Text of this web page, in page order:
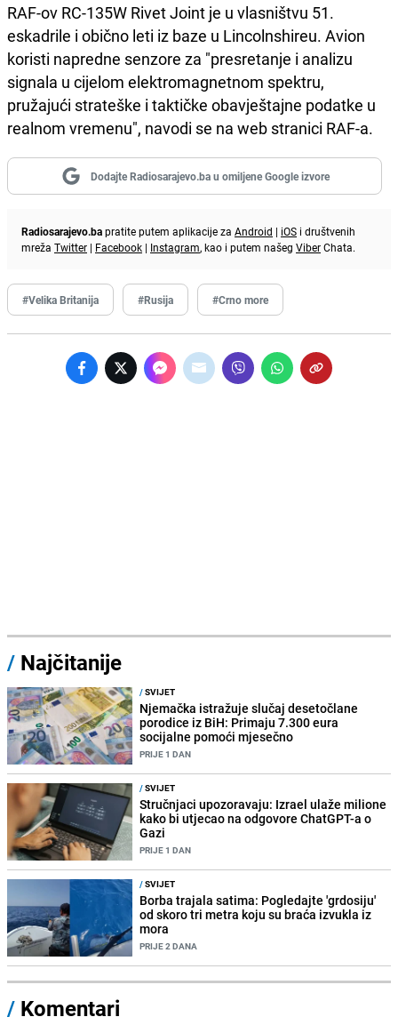
RAF-ov RC-135W Rivet Joint je u vlasništvu 51.
eskadrile i obično leti iz baze u Lincolnshireu. Avion
koristi napredne senzore za "presretanje i analizu
signala u cijelom elektromagnetnom spektru,
pružajući strateške i taktičke obavještajne podatke u
realnom vremenu", navodi se na web stranici RAF-a.
Dodajte Radiosarajevo.ba u omiljene Google izvore
Radiosarajevo.bapratite putem aplikacije za Android | iOS i društvenih
mreža Twitter | Facebook | Instagram, kao i putem našeg ViberChata.
#Velika Britanija #Rusija #Crno more
/ Najčitanije
/SVIJET
Njemačka istražuje slučaj desetočlane
porodice iz BiH: Primaju 7.300 eura
socijalne pomoći mjesečno
PRIJE 1 DAN
/SVIJET
Stručnjaci upozoravaju: Izrael ulaže milione
kako bi utjecao na odgovore ChatGPT-a o
Gazi
PRIJE 1 DAN
/SVIJET
Borba trajala satima: Pogledajte 'grdosiju'
od skoro tri metra koju su braća izvukla iz
mora
PRIJE 2 DANA
/ Komentari